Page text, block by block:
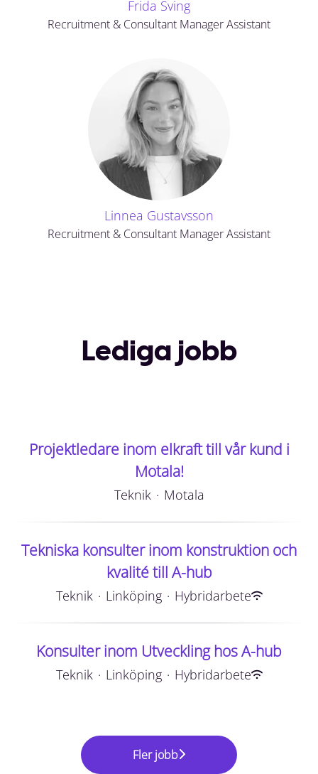
Frida Sving
Recruitment & Consultant Manager Assistant
Linnea Gustavsson
Recruitment & Consultant Manager Assistant
Lediga jobb
Projektledare inom elkraft till vår kund i
Motala!
Teknik · Motala
Tekniska konsulter inom konstruktion och
kvalité till A-hub
Teknik · Linköping · Hybridarbete
Konsulter inom Utveckling hos A-hub
Teknik · Linköping · Hybridarbete
Fler jobb